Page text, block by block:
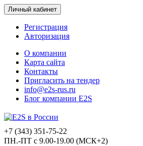
Личный кабинет
Регистрация
Авторизация
О компании
Карта сайта
Контакты
Пригласить на тендер
info@e2s-rus.ru
Блог компании E2S
+7 (343) 351-75-22
ПН.-ПТ с 9.00-19.00 (МСК+2)